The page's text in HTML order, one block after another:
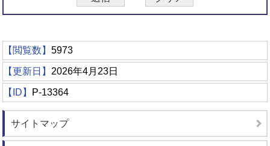
【閲覧数】5973
【更新日】 2026年4月23日
【ID】 P-13364
サイトマップ